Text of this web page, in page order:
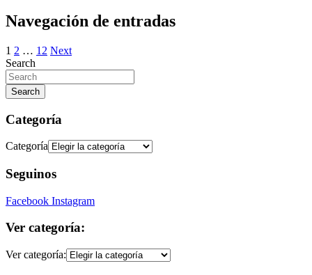
Navegación de entradas
1 2 … 12 Next
Search
Search
Categoría
Categoría
Seguinos
Facebook Instagram
Ver categoría:
Ver categoría: